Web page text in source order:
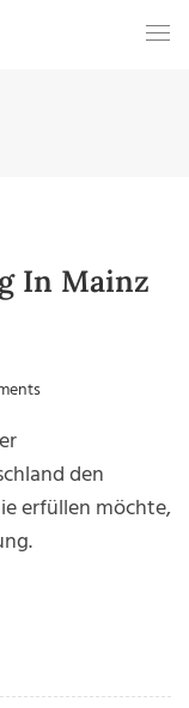
In Mainz
den
erfüllen möchte,